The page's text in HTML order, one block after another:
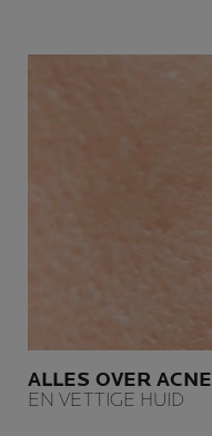
ALLES OVER ACNE
EN VETTIGE HUID